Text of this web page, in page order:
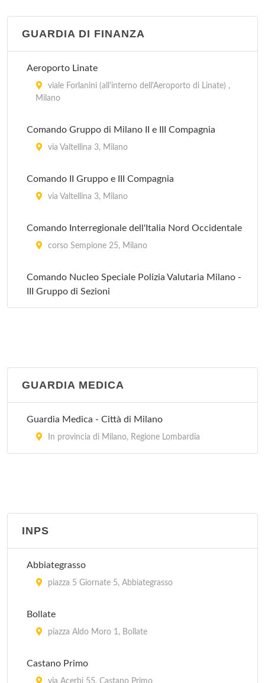
GUARDIA DI FINANZA
Aeroporto Linate
viale Forlanini (all'interno dell'Aeroporto di Linate) ,
Milano
Comando Gruppo di Milano II e III Compagnia
via Valtellina 3, Milano
Comando II Gruppo e III Compagnia
via Valtellina 3, Milano
Comando Interregionale dell'Italia Nord Occidentale
corso Sempione 25, Milano
Comando Nucleo Speciale Polizia Valutaria Milano -
III Gruppo di Sezioni
via Giovanni Battista Pirelli 19, Milano
Comando Regionale Lombardia
Compagnia Pronto Impiego
GUARDIA MEDICA
Guardia Medica - Città di Milano
In provincia di Milano, Regione Lombardia
INPS
Abbiategrasso
piazza 5 Giornate 5, Abbiategrasso
Bollate
piazza Aldo Moro 1, Bollate
Castano Primo
via Acerbi 55, Castano Primo